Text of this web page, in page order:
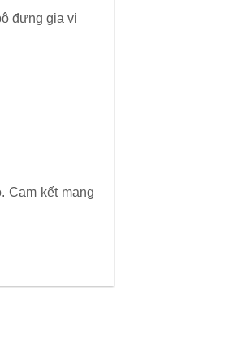
đựng gia vị
Cam kết mang